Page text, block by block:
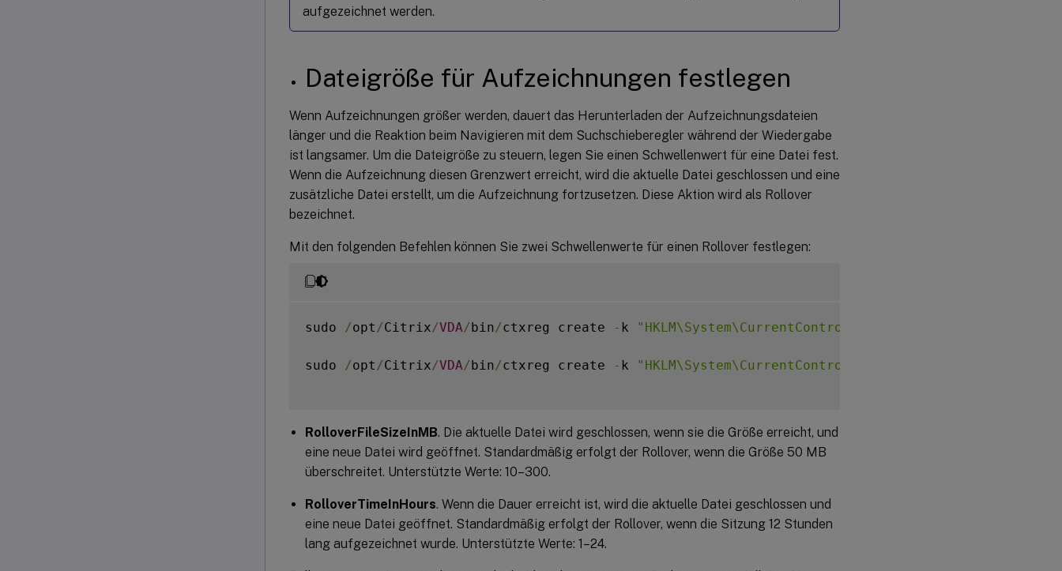
aufgezeichnet werden.
Dateigröße für Aufzeichnungen festlegen
Wenn Aufzeichnungen größer werden, dauert das Herunterladen der Aufzeichnungsdateien
länger und die Reaktion beim Navigieren mit dem Suchschieberegler während der Wiedergabe
ist langsamer. Um die Dateigröße zu steuern, legen Sie einen Schwellenwert für eine Datei fest.
Wenn die Aufzeichnung diesen Grenzwert erreicht, wird die aktuelle Datei geschlossen und eine
zusätzliche Datei erstellt, um die Aufzeichnung fortzusetzen. Diese Aktion wird als Rollover
bezeichnet.
Mit den folgenden Befehlen können Sie zwei Schwellenwerte für einen Rollover festlegen:
sudo /opt /Citrix/VDA/bin/ctxreg create - k
sudo /opt /Citrix/VDA/bin/ctxreg create - k
RolloverFileSizeInMB. Die aktuelle Datei wird geschlossen, wenn sie die Größe erreicht, und
eine neue Datei wird geöffnet. Standardmäßig erfolgt der Rollover, wenn die Größe 50 MB
überschreitet. Unterstützte Werte: 10–300.
RolloverTimeInHours. Wenn die Dauer erreicht ist, wird die aktuelle Datei geschlossen und
eine neue Datei geöffnet. Standardmäßig erfolgt der Rollover, wenn die Sitzung 12 Stunden
lang aufgezeichnet wurde. Unterstützte Werte: 1–24.